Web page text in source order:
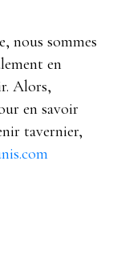
nous sommes
en
Alors,
en savoir
tavernier,